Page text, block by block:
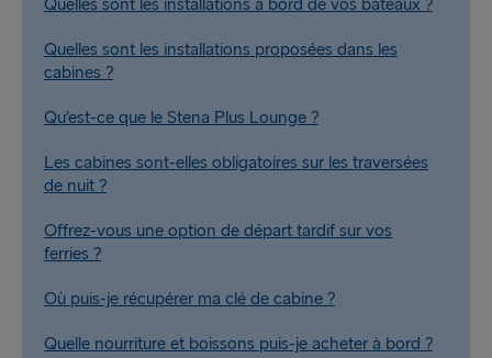
Quelles sont les installations à bord de vos bateaux ?
Quelles sont les installations proposées dans les
cabines ?
Qu’est-ce que le Stena Plus Lounge ?
Les cabines sont-elles obligatoires sur les traversées
de nuit ?
Offrez-vous une option de départ tardif sur vos
ferries ?
Où puis-je récupérer ma clé de cabine ?
Quelle nourriture et boissons puis-je acheter à bord ?